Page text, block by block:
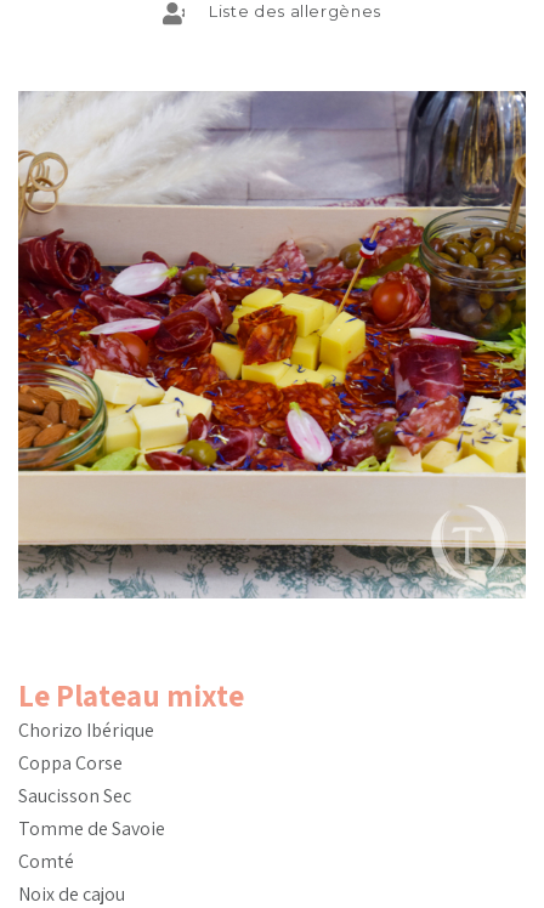
Liste des allergènes
Le Plateau mixte
Chorizo Ibérique
Coppa Corse
Saucisson Sec
Tomme de Savoie
Comté
Noix de cajou